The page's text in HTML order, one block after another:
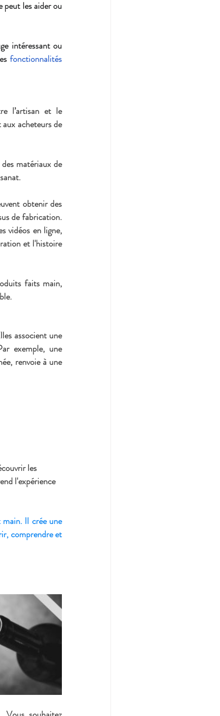
peut les aider ou
intéressant ou
fonctionnalités
l’artisan et le
acheteurs de
matériaux de
obtenir des
de fabrication.
vidéos en ligne,
et l'histoire
faits main,
associent une
exemple, une
renvoie à une
les
l'expérience
. Il crée une
comprendre et